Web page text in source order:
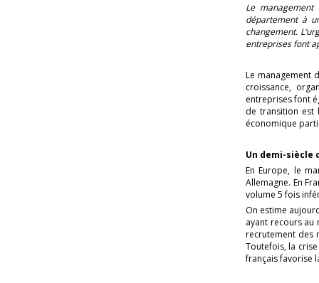
Le management
département à
changement.
entreprises font
Le management
croissance,
entreprises font
de transition est
économique
Un demi-siècle
En Europe, le
Allemagne. En
volume 5 fois
On estime
ayant recours au
recrutement des
Toutefois, la
français favorise